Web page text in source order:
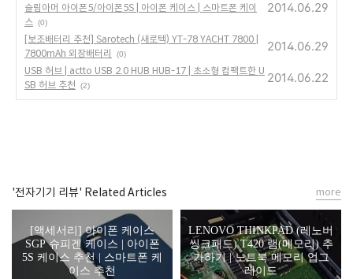
슬림아머 아이폰5/아이폰5S | 아이폰 케이스 | 스마트폰 케이
스
(0)
2014.06.29
[보조배터리 추천] Sarotech (새로텍) YT-78 YACHT 7800 |
7800mAh 외장배터리
(0)
2014.06.29
USB 허브 | actto USB 2.0 HUB HUB-17 | 초소형 컴팩트한 U
SB 허브 추천
(2)
2014.06.22
'전자기기 리뷰' Related Articles
[액세서리] 아이폰 케이스
SGP 슈피겐 케이스 | 아이폰
5S 케이스 추천 | 스마트폰 케
이스 추천
LENOVO THINKPAD (레노버
씽크패드) T420 램(메모리) 추
가하기 | 노트북 메모리 업그
레이드
more